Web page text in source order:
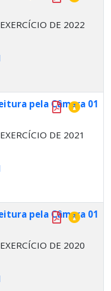
DE 2022
pela Câmara 01
DE 2021
pela Câmara 01
DE 2020